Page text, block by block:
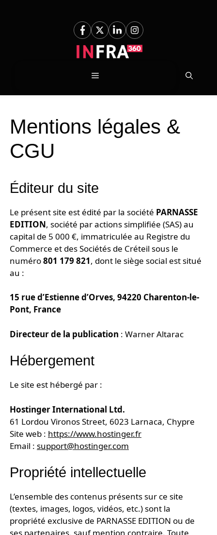
Menu
Mentions légales &
CGU
Éditeur du site
Le présent site est édité par la société PARNASSE
EDITION, société par actions simplifiée (SAS) au
capital de 5 000 €, immatriculée au Registre du
Commerce et des Sociétés de Créteil sous le
numéro801 179 821, dont le siège social est situé
au :
15 rue d’Estienne d’Orves, 94220 Charenton-le-
Pont, France
Directeur de la publication : Warner Altarac
Hébergement
Le site est hébergé par :
Hostinger International Ltd.
61 Lordou Vironos Street, 6023 Larnaca, Chypre
Site web : https://www.hostinger.fr
Email : support@hostinger.com
Propriété intellectuelle
L’ensemble des contenus présents sur ce site
(textes, images, logos, vidéos, etc.) sont la
propriété exclusive de PARNASSE EDITION ou de